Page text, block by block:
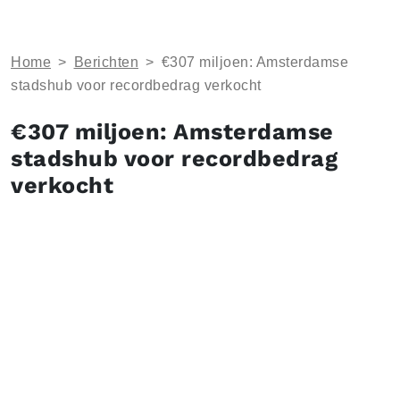
Home > Berichten > €307 miljoen: Amsterdamse
stadshub voor recordbedrag verkocht
€307 miljoen: Amsterdamse
stadshub voor recordbedrag
verkocht